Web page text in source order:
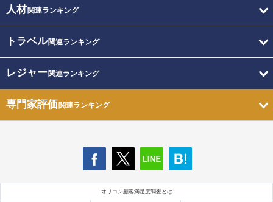
人材関連ランキング
トラベル関連ランキング
レジャー関連ランキング
専門家評価関連ランキング
オリコン顧客満足度調査とは